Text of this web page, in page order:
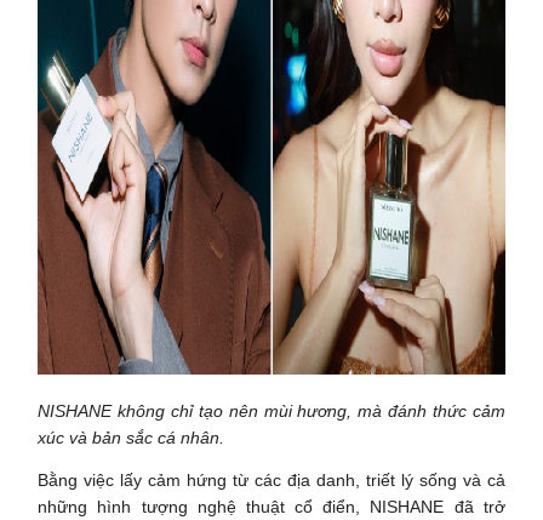
NISHANE không chỉ tạo nên mùi hương, mà đánh thức cảm
xúc và bản sắc cá nhân.
Bằng việc lấy cảm hứng từ các địa danh, triết lý sống và cả
những hình tượng nghệ thuật cổ điển, NISHANE đã trở